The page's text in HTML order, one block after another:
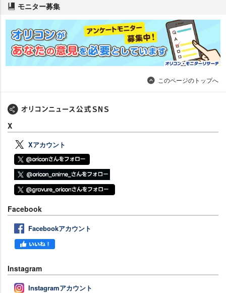
モニター募集
このページのトップへ
X
Xアカウント
Facebook
Facebookアカウント
Instagram
Instagramアカウント